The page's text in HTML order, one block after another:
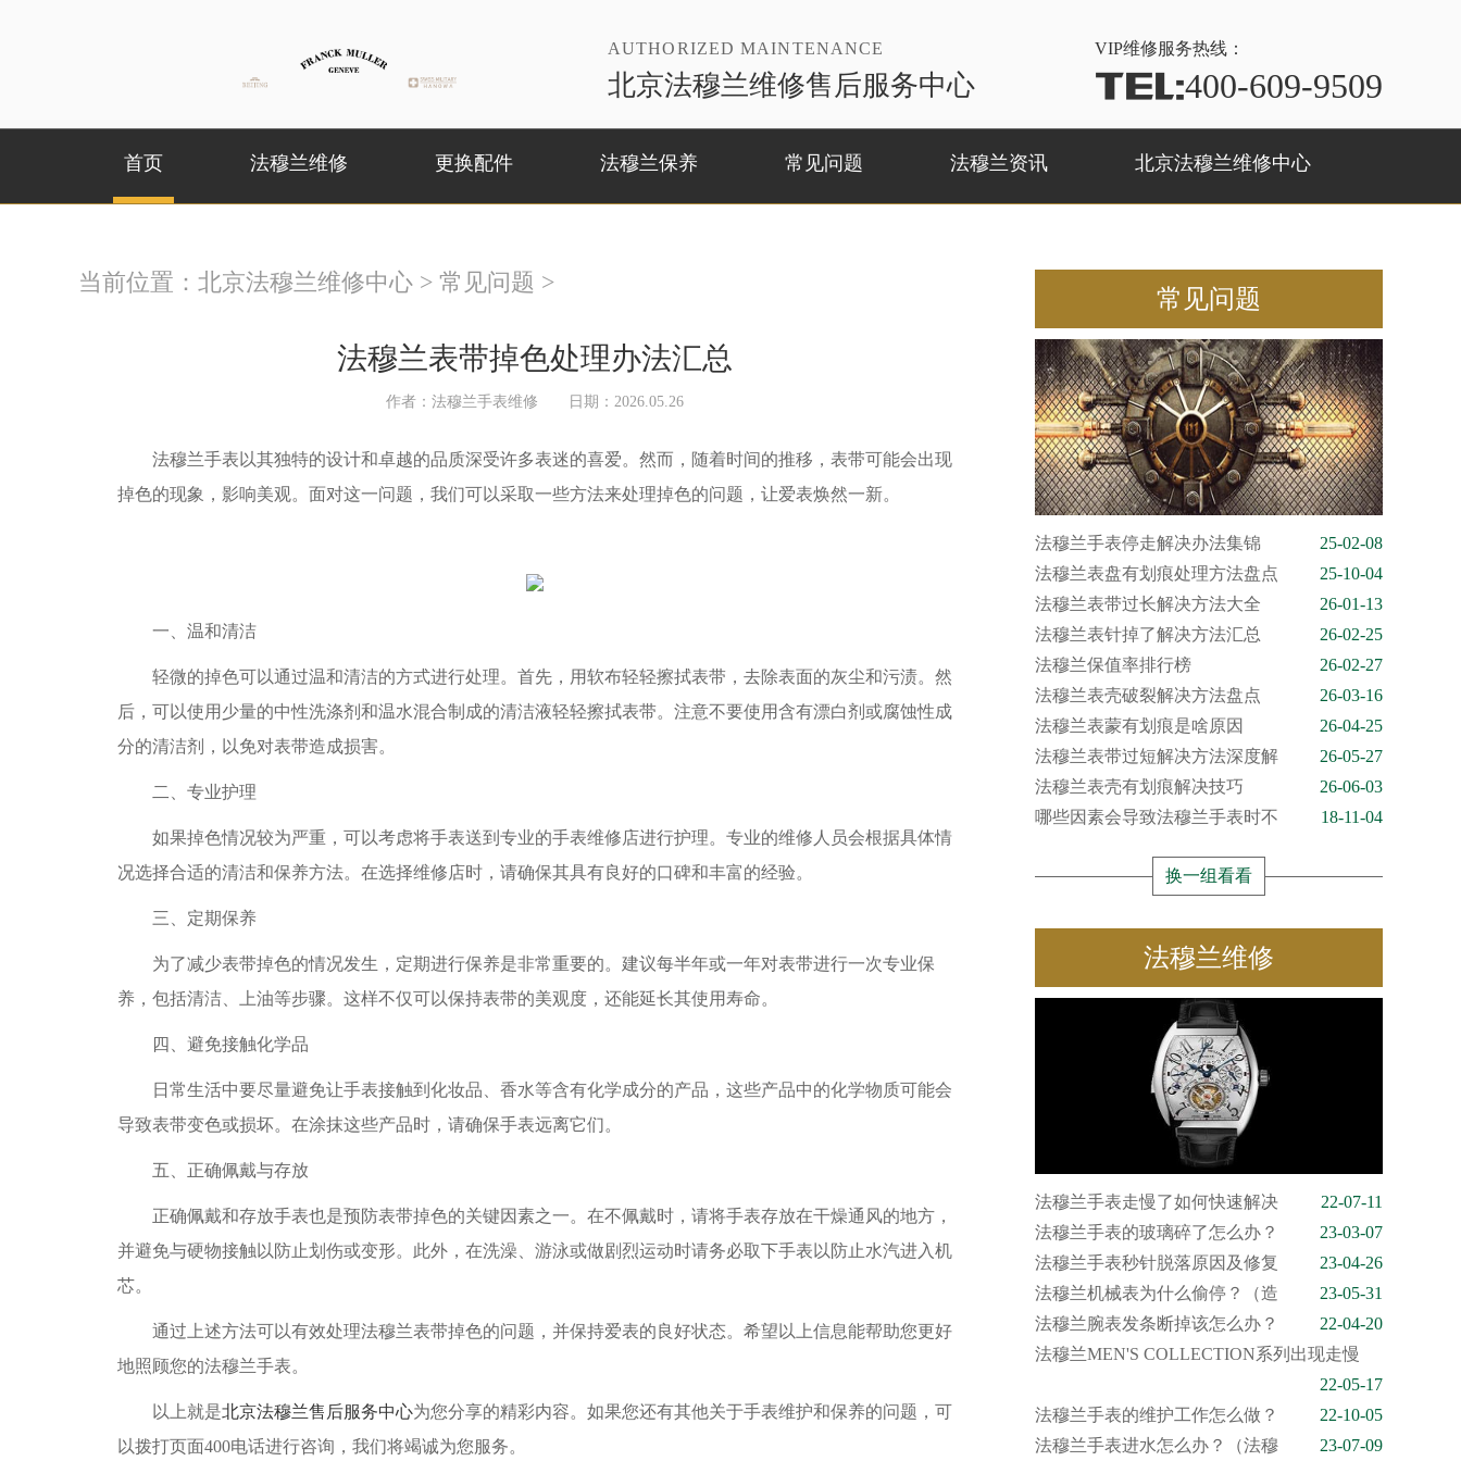
AUTHORIZED MAINTENANCE
北京法穆兰维修售后服务中心
VIP维修服务热线：
TEL:400-609-9509
首页 法穆兰维修 更换配件 法穆兰保养 常见问题 法穆兰资讯 北京法穆兰维修中心
当前位置： 北京法穆兰维修中心 > 常见问题 >
法穆兰表带掉色处理办法汇总
作者：法穆兰手表维修 日期：2026.05.26
法穆兰手表以其独特的设计和卓越的品质深受许多表迷的喜爱。然而，随着时间的推移，表带可能会出现
掉色的现象，影响美观。面对这一问题，我们可以采取一些方法来处理掉色的问题，让爱表焕然一新。
一、温和清洁
轻微的掉色可以通过温和清洁的方式进行处理。首先，用软布轻轻擦拭表带，去除表面的灰尘和污渍。然
后，可以使用少量的中性洗涤剂和温水混合制成的清洁液轻轻擦拭表带。注意不要使用含有漂白剂或腐蚀性成
分的清洁剂，以免对表带造成损害。
二、专业护理
如果掉色情况较为严重，可以考虑将手表送到专业的手表维修店进行护理。专业的维修人员会根据具体情
况选择合适的清洁和保养方法。在选择维修店时，请确保其具有良好的口碑和丰富的经验。
三、定期保养
为了减少表带掉色的情况发生，定期进行保养是非常重要的。建议每半年或一年对表带进行一次专业保
养，包括清洁、上油等步骤。这样不仅可以保持表带的美观度，还能延长其使用寿命。
四、避免接触化学品
日常生活中要尽量避免让手表接触到化妆品、香水等含有化学成分的产品，这些产品中的化学物质可能会
导致表带变色或损坏。在涂抹这些产品时，请确保手表远离它们。
五、正确佩戴与存放
正确佩戴和存放手表也是预防表带掉色的关键因素之一。在不佩戴时，请将手表存放在干燥通风的地方，
并避免与硬物接触以防止划伤或变形。此外，在洗澡、游泳或做剧烈运动时请务必取下手表以防止水汽进入机
芯。
通过上述方法可以有效处理法穆兰表带掉色的问题，并保持爱表的良好状态。希望以上信息能帮助您更好
地照顾您的法穆兰手表。
以上就是北京法穆兰售后服务中心为您分享的精彩内容。如果您还有其他关于手表维护和保养的问题，可
以拨打页面400电话进行咨询，我们将竭诚为您服务。
常见问题
法穆兰手表停走解决办法集锦
25-02-08
法穆兰表盘有划痕处理方法盘点
25-10-04
法穆兰表带过长解决方法大全
26-01-13
法穆兰表针掉了解决方法汇总
26-02-25
法穆兰保值率排行榜
26-02-27
法穆兰表壳破裂解决方法盘点
26-03-16
法穆兰表蒙有划痕是啥原因
26-04-25
法穆兰表带过短解决方法深度解
26-05-27
法穆兰表壳有划痕解决技巧
26-06-03
哪些因素会导致法穆兰手表时不
18-11-04
换一组看看
法穆兰维修
法穆兰手表走慢了如何快速解决
22-07-11
法穆兰手表的玻璃碎了怎么办？
23-03-07
法穆兰手表秒针脱落原因及修复
23-04-26
法穆兰机械表为什么偷停？（造
23-05-31
法穆兰腕表发条断掉该怎么办？
22-04-20
法穆兰MEN'S COLLECTION系列出现走慢
22-05-17
法穆兰手表的维护工作怎么做？
22-10-05
法穆兰手表进水怎么办？（法穆
23-07-09